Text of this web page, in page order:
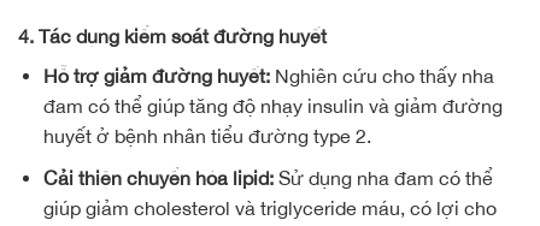
4. Tác dụng kiểm soát đường huyết
Hỗ trợ giảm đường huyết:Nghiên cứu cho thấy nha
đam có thể giúp tăng độ nhạy insulin và giảm đường
huyết ở bệnh nhân tiểu đường type 2.
Cải thiện chuyển hóa lipid:Sử dụng nha đam có thể
giúp giảm cholesterol và triglyceride máu, có lợi cho